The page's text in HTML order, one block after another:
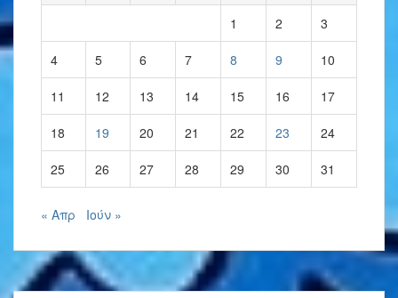
1 2 3
4 5 6 7 8 9 10
11 12 13 14 15 16 17
18 19 20 21 22 23 24
25 26 27 28 29 30 31
« Απρ Ιούν »